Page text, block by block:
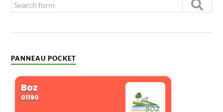
PANNEAU POCKET